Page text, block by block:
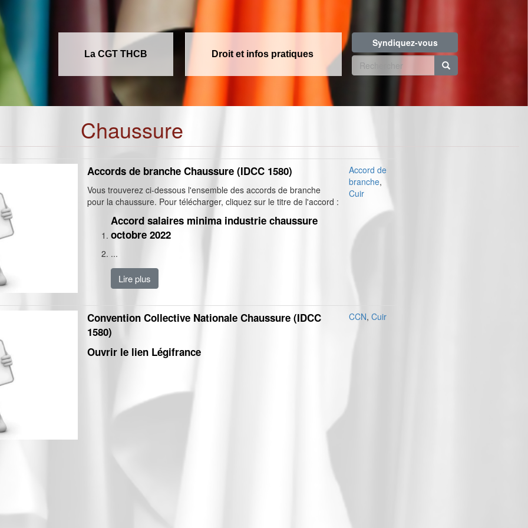
La CGT THCB Droit et infos pratiques
Syndiquez-vous
Formulaire
recherche
Chaussure
Accords de branche Chaussure (IDCC 1580)
Vous trouverez ci-dessous l'ensemble des accords de branche
pour la chaussure. Pour télécharger, cliquez sur le titre de l'accord :
Accord salaires minima industrie chaussure
octobre 2022
...
Lire plus
Accord de
branche,
Cuir
Convention Collective Nationale Chaussure (IDCC
1580)
Ouvrir le lien Légifrance
CCN, Cuir